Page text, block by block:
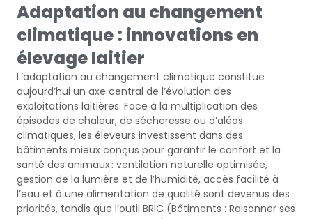
Adaptation au changement
climatique : innovations en
élevage laitier
L’adaptation au changement climatique constitue
aujourd’hui un axe central de l’évolution des
exploitations laitières. Face à la multiplication des
épisodes de chaleur, de sécheresse ou d’aléas
climatiques, les éleveurs investissent dans des
bâtiments mieux conçus pour garantir le confort et la
santé des animaux : ventilation naturelle optimisée,
gestion de la lumière et de l’humidité, accès facilité à
l’eau et à une alimentation de qualité sont devenus des
priorités, tandis que l’outil BRIC (Bâtiments : Raisonner ses